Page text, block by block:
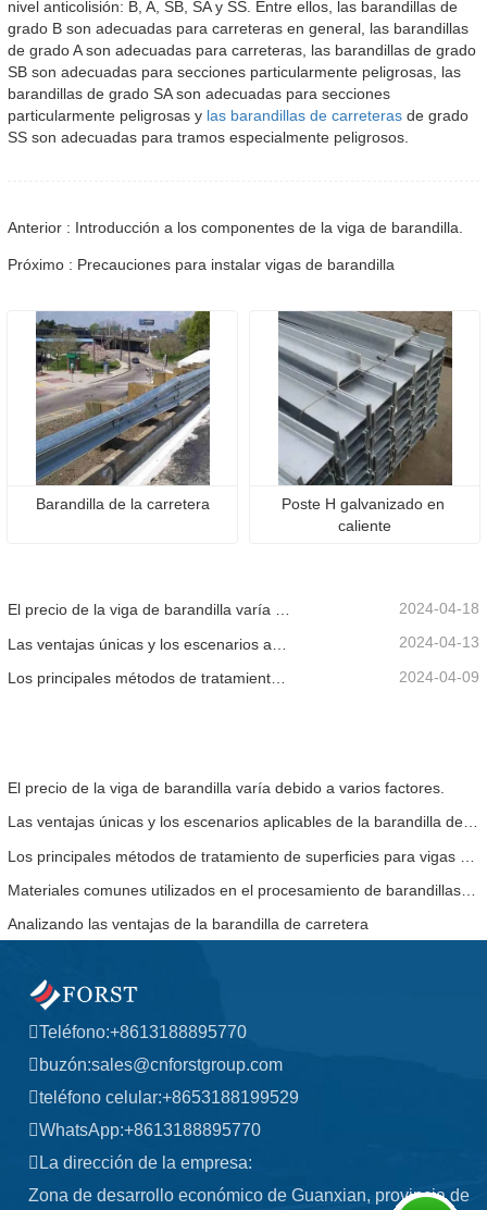
nivel anticolisión: B, A, SB, SA y SS. Entre ellos, las barandillas de
grado B son adecuadas para carreteras en general, las barandillas
de grado A son adecuadas para carreteras, las barandillas de grado
SB son adecuadas para secciones particularmente peligrosas, las
barandillas de grado SA son adecuadas para secciones
particularmente peligrosas y las barandillas de carreteras de grado
SS son adecuadas para tramos especialmente peligrosos.
Anterior : Introducción a los componentes de la viga de barandilla.
Próximo : Precauciones para instalar vigas de barandilla
Barandilla de la carretera
Poste H galvanizado en
caliente
El precio de la viga de barandilla varía debido a varios factores. 2024-04-18
2024-04-13
2024-04-09
El precio de la viga de barandilla varía debido a varios factores.
Las ventajas únicas y los escenarios aplicables de la barandilla de la carretera.
Analizando las ventajas de la barandilla de carretera
Teléfono:+8613188895770
buzón:sales@cnforstgroup.com
teléfono celular:+8653188199529
WhatsApp:+8613188895770
La dirección de la empresa:
Zona de desarrollo económico de Guanxian, provincia de